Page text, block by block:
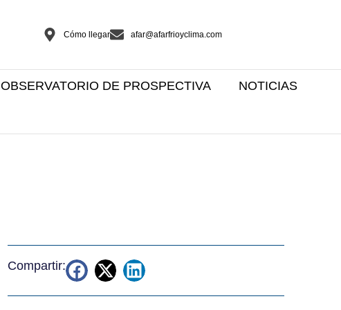
Cómo llegar afar@afarfrioyclima.com
OBSERVATORIO DE PROSPECTIVA NOTICIAS
Compartir: